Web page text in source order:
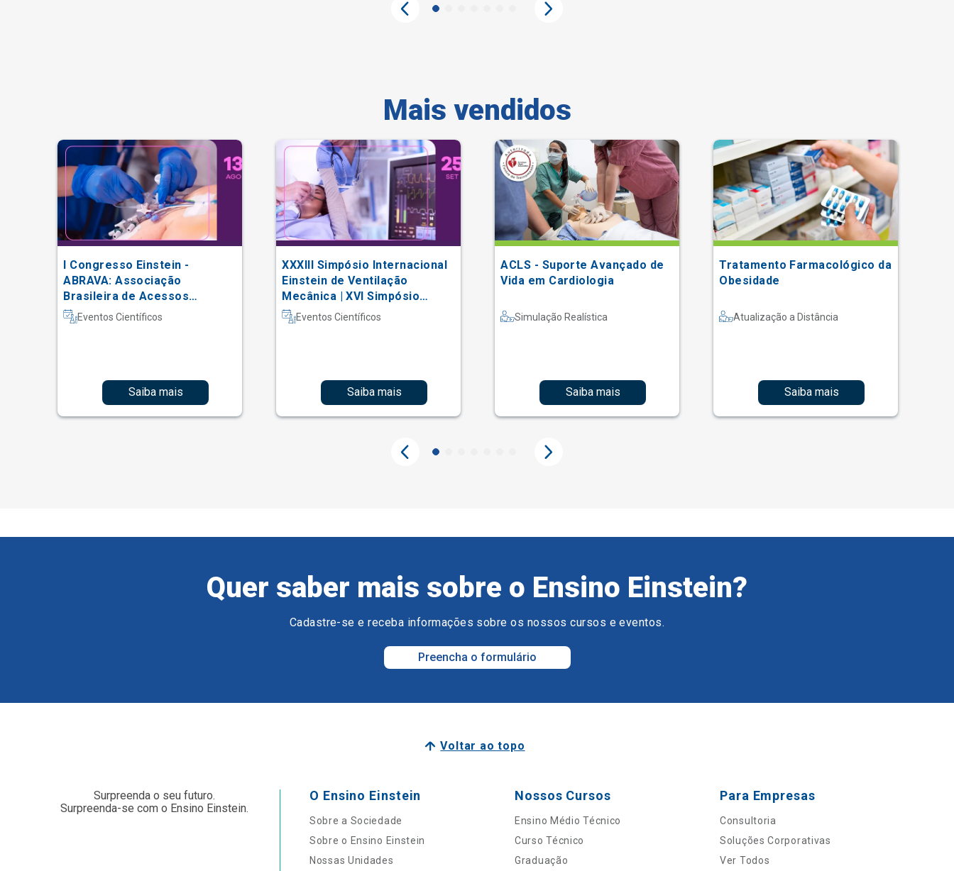
Mais vendidos
I Congresso Einstein -
ABRAVA: Associação
Brasileira de Acessos
Vasculares
Eventos Científicos
Saiba mais
XXXIII Simpósio Internacional
Einstein de Ventilação
Mecânica | XVI Simpósio
Internacional Einstein de
Fisioterapia em Terapia
Eventos Científicos
Saiba mais
ACLS - Suporte Avançado de
Vida em Cardiologia
Simulação Realística
Saiba mais
Tratamento Farmacológico da
Obesidade
Atualização a Distância
Saiba mais
Quer saber mais sobre o Ensino Einstein?
Cadastre-se e receba informações sobre os nossos cursos e eventos.
Preencha o formulário
Voltar ao topo
Surpreenda o seu futuro.
Surpreenda-se com o Ensino Einstein.
O Ensino Einstein
Sobre a Sociedade
Sobre o Ensino Einstein
Nossas Unidades
Nossos Cursos
Ensino Médio Técnico
Curso Técnico
Graduação
Para Empresas
Consultoria
Soluções Corporativas
Ver Todos